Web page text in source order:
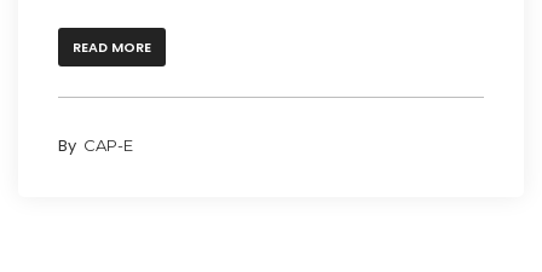
READ MORE
By CAP-E